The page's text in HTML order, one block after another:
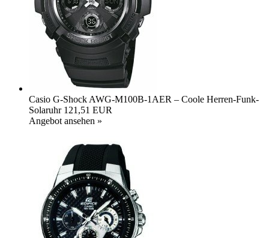
Casio G-Shock AWG-M100B-1AER – Coole Herren-Funk-
Solaruhr 121,51 EUR
Angebot ansehen »